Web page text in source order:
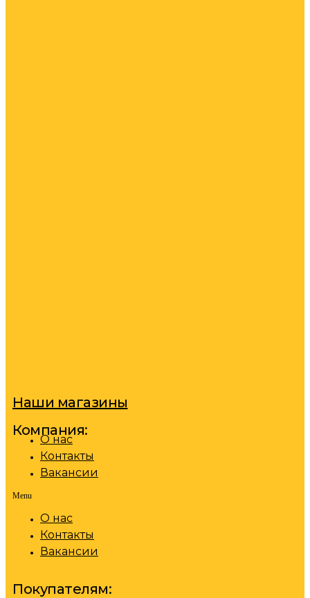
Наши магазины
Компания:
О нас
Контакты
Вакансии
Menu
О нас
Контакты
Вакансии
Покупателям: